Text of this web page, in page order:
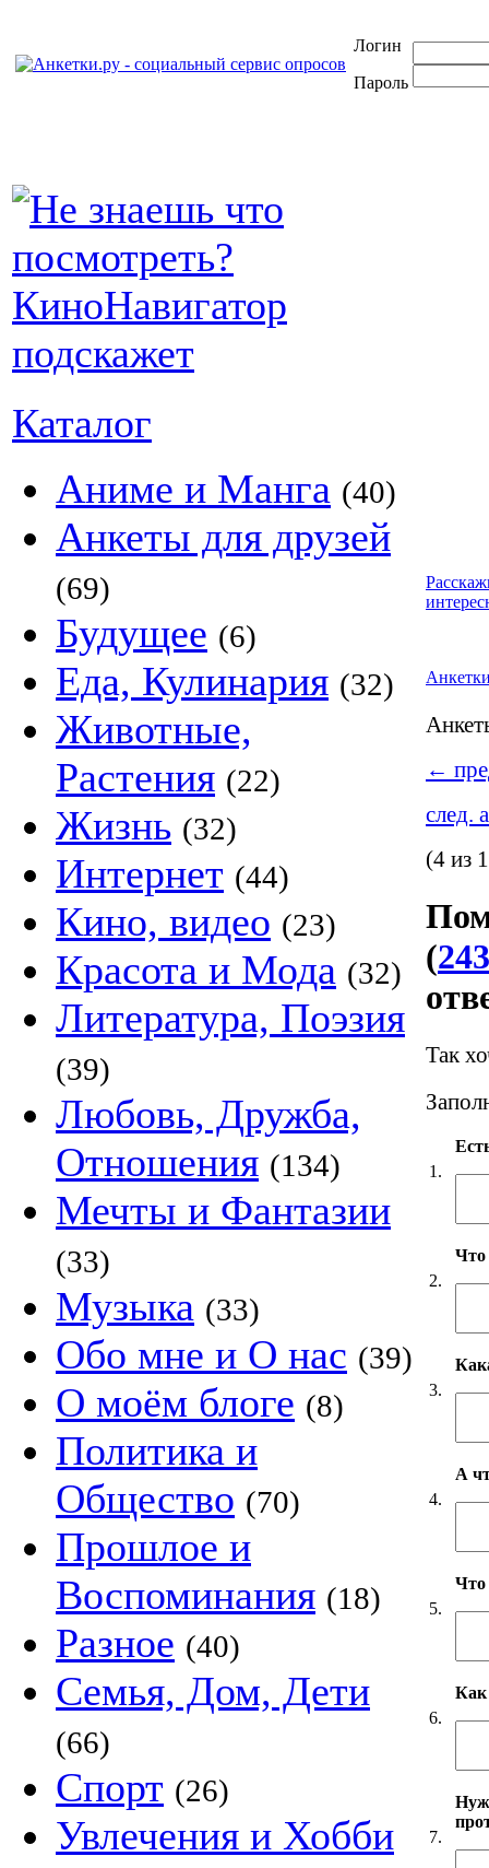
Логин
Пароль
Каталог
Аниме и Манга (40)
Анкеты для друзей
(69)
Будущее (6)
Еда, Кулинария (32)
Животные,
Растения (22)
Жизнь (32)
Интернет (44)
Кино, видео (23)
Красота и Мода (32)
Литература, Поэзия
(39)
Любовь, Дружба,
Отношения (134)
Мечты и Фантазии
(33)
Музыка (33)
Обо мне и О нас (39)
О моём блоге (8)
Политика и
Общество (70)
Прошлое и
Воспоминания (18)
Разное (40)
Семья, Дом, Дети
(66)
Спорт (26)
Увлечения и Хобби
←
след.
(4 из
(
Так
1.
2.
Что
3.
4.
А
5.
Что
6.
Как
7.